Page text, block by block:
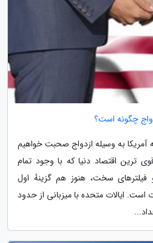
چگونه است؟
آمریکا به وسیله ازدواج صحبت خواهیم
ترین اقتصاد دنیا که با وجود تمام
سخت، هنوز هم گزینهٔ اول
است. ایالات متحده با میزبانی از حدود